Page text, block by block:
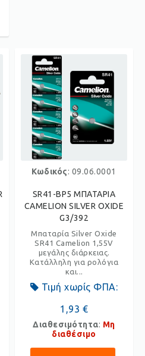
Κωδικός: 09.06.0001
SR41-BP5 ΜΠΑΤΑΡΙΑ
CAMELION SILVER OXIDE
G3/392
Μπαταρία Silver Oxide
SR41 Camelion 1,55V
μεγάλης διάρκειας.
Κατάλληλη για ρολόγια
και...
Τιμή χωρίς ΦΠΑ:
1,93 €
Διαθεσιμότητα: Μη
διαθέσιμο